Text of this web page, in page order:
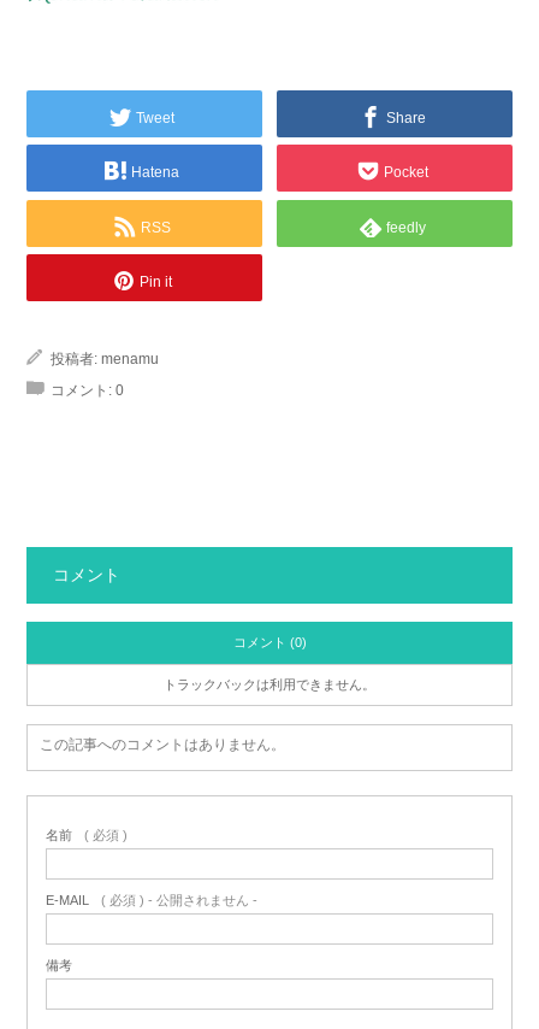
Tweet Share
Hatena Pocket
RSS feedly
Pin it
投稿者: menamu
コメント: 0
コメント
コメント (0)
トラックバックは利用できません。
この記事へのコメントはありません。
名前 ( 必須 )
E-MAIL ( 必須 ) - 公開されません -
備考